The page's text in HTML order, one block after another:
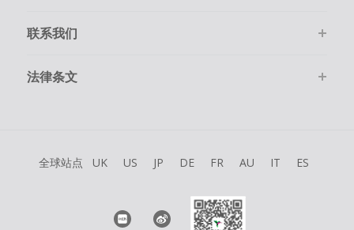
联系我们
法律条文
全球站点 UK US JP DE FR AU IT ES